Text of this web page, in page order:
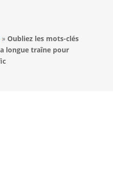
» Oubliez les mots-clés
longue traîne pour